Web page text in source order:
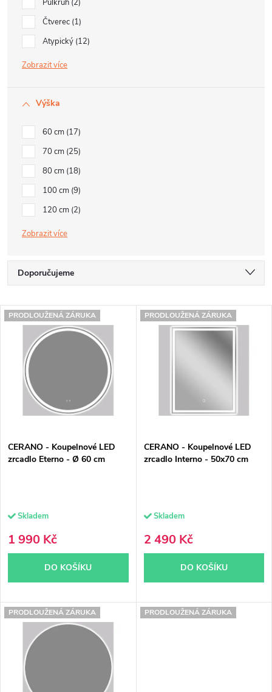
Půlkruh 2
Čtverec 1
Atypický 12
Zobrazit
Výška
60 cm 17
70 cm 25
80 cm 18
100 cm 9
120 cm 2
Zobrazit
Ř
z
r
o
u
k
t
ů
Doporučujeme
Nejdražší
Nejprodávanější
Abecedně
V
r
u
k
t
ů
PRODLOUŽENÁ ZÁRUKA
CERANO - Koupelnové LED
zrcadlo Eterno - Ø 60 cm
Skladem
1 990 Kč
DO KOŠÍKU
PRODLOUŽENÁ ZÁRUKA
CERANO - Koupelnové LED
zrcadlo Interno - 50x70 cm
Skladem
2 490 Kč
DO KOŠÍKU
PRODLOUŽENÁ ZÁRUKA PRODLOUŽENÁ ZÁRUKA